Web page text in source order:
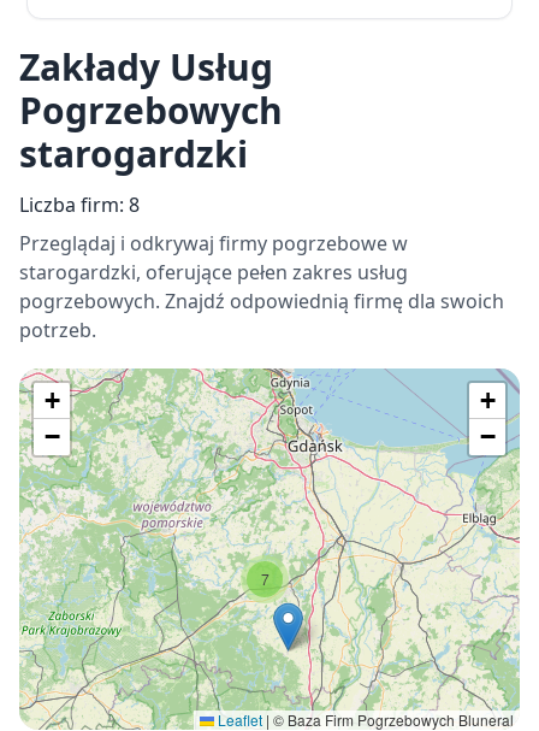
Zakłady Usług
Pogrzebowych
starogardzki
Liczba firm: 8
Przeglądaj i odkrywaj firmy pogrzebowe w
starogardzki, oferujące pełen zakres usług
pogrzebowych. Znajdź odpowiednią firmę dla swoich
potrzeb.
7
+
−
+
−
Leaflet | © Baza Firm Pogrzebowych Bluneral